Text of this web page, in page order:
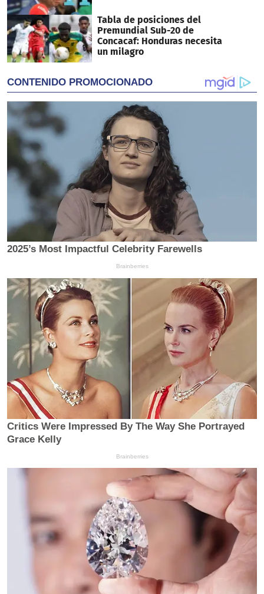
Tabla de posiciones del
Premundial Sub-20 de
Concacaf: Honduras necesita
un milagro